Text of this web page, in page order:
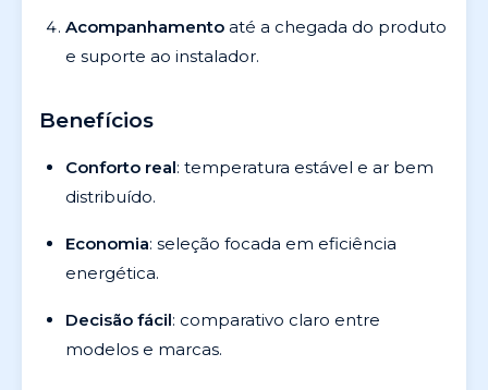
Acompanhamento até a chegada do produto
e suporte ao instalador.
Benefícios
Conforto real: temperatura estável e ar bem
distribuído.
Economia: seleção focada em eficiência
energética.
Decisão fácil: comparativo claro entre
modelos e marcas.